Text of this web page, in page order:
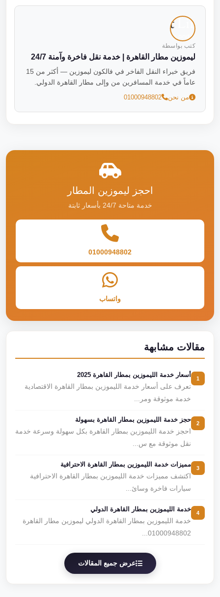
كتب بواسطة
ليموزين مطار القاهرة | خدمة نقل فاخرة وآمنة 24/7
فريق خبراء النقل الفاخر في فالكون ليموزين — أكثر من 15
عاماً في خدمة المسافرين من وإلى مطار القاهرة الدولي.
من نحن 01000948802
احجز ليموزين المطار
خدمة متاحة 24/7 بأسعار ثابتة
01000948802
واتساب
مقالات مشابهة
أسعار خدمة الليموزين بمطار القاهرة 2025
تعرف على أسعار خدمة الليموزين بمطار القاهرة الاقتصادية
خدمة موثوقة ومر...
حجز خدمة الليموزين بمطار القاهرة بسهولة
احجز خدمة الليموزين بمطار القاهرة بكل سهولة وسرعة خدمة
نقل موثوقة مع س...
مميزات خدمة الليموزين بمطار القاهرة الاحترافية
اكتشف مميزات خدمة الليموزين بمطار القاهرة الاحترافية
سيارات فاخرة وسائ...
خدمة الليموزين بمطار القاهرة الدولي
خدمة الليموزين بمطار القاهرة الدولي ليموزين مطار القاهرة
01000948802...
عرض جميع المقالات